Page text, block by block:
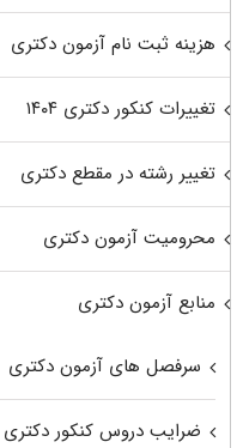
هزینه ثبت نام آزمون دکتری
تغییرات کنکور دکتری ۱۴۰۴
تغییر رشته در مقطع دکتری
محرومیت آزمون دکتری
منابع آزمون دکتری
سرفصل های آزمون دکتری
ضرایب دروس کنکور دکتری